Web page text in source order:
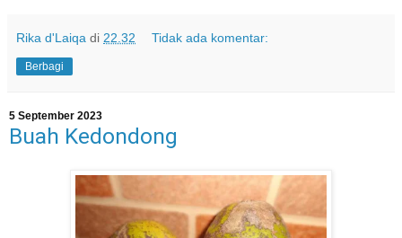
Rika d'Laiqa di 22.32 Tidak ada komentar:
Berbagi
5 September 2023
Buah Kedondong